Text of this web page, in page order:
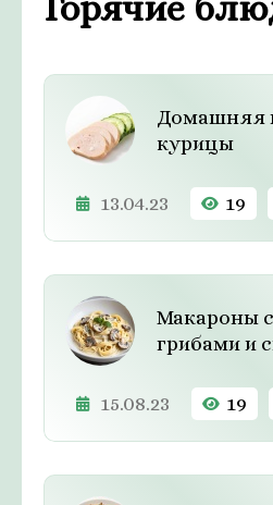
Горячие
Домашняя
курицы
13.04.23 19
Макароны
грибами и
15.08.23 19